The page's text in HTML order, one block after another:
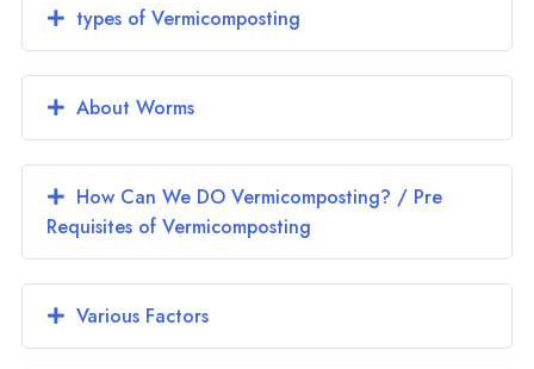
types of Vermicomposting
About Worms
How Can We DO Vermicomposting? / Pre
Requisites of Vermicomposting
Various Factors